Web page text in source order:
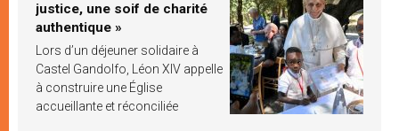
justice, une soif de charité
authentique »
Lors d’un déjeuner solidaire à
Castel Gandolfo, Léon XIV appelle
à construire une Église
accueillante et réconciliée